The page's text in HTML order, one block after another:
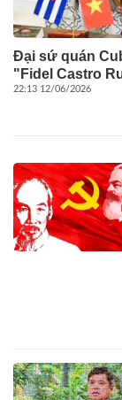
Đại sứ quán
"Fidel Castro
22:13 12/06/2026